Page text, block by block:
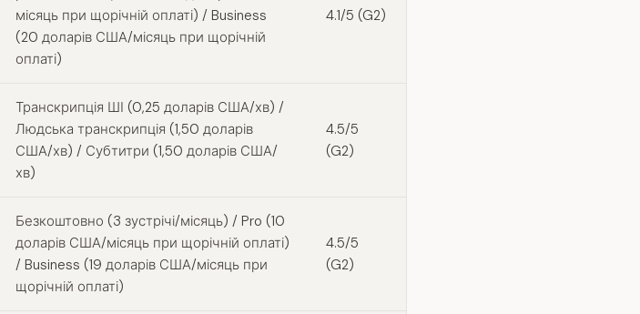
місяць при щорічній оплаті) / Business
(20 доларів США/місяць при щорічній
оплаті)
4.1/5 (G2)
Транскрипція ШІ (0,25 доларів США/хв) /
Людська транскрипція (1,50 доларів
США/хв) / Субтитри (1,50 доларів США/
хв)
4.5/5
(G2)
Безкоштовно (3 зустрічі/місяць) / Pro (10
доларів США/місяць при щорічній оплаті)
/ Business (19 доларів США/місяць при
щорічній оплаті)
4.5/5
(G2)